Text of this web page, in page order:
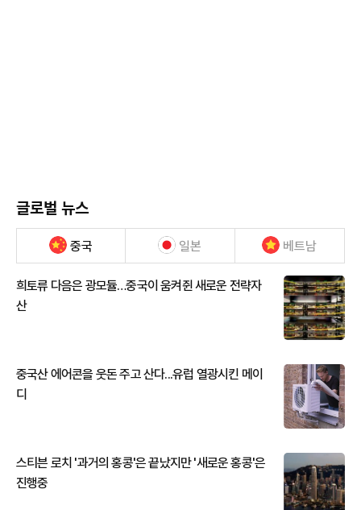
글로벌 뉴스
중국 일본 베트남
희토류 다음은 광모듈…중국이 움켜쥔 새로운 전략자
산
중국산 에어콘을 웃돈 주고 산다...유럽 열광시킨 메이
디
스티븐 로치 '과거의 홍콩'은 끝났지만 '새로운 홍콩'은
진행중